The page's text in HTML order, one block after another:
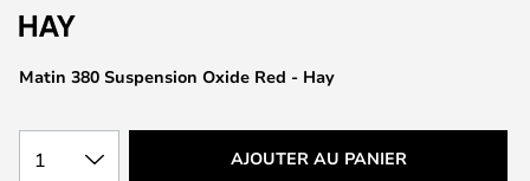
the
gallery
Matin 380 Suspension Oxide Red - Hay
1 AJOUTER AU PANIER